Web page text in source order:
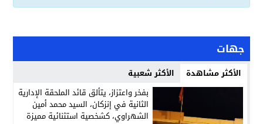
جهات
الأكثر مشاهدة الأكثر شعبية
بفخر واعتزاز، يتألق قائد الملحقة الإدارية
الثانية في إنزكان، السيد محمد أمين
الشهراوي، كشخصية استثنائية مميزة